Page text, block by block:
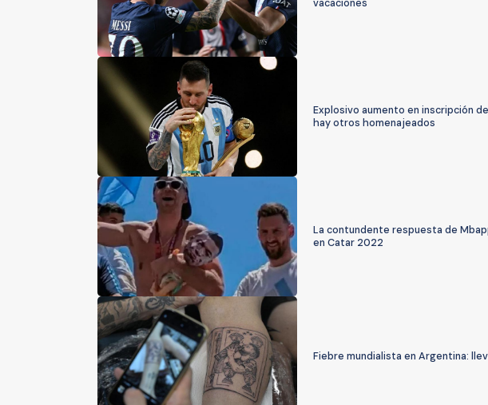
vacaciones
Explosivo aumento en inscripción
hay otros homenajeados
La contundente respuesta de
en Catar 2022
Fiebre mundialista en Argentina: